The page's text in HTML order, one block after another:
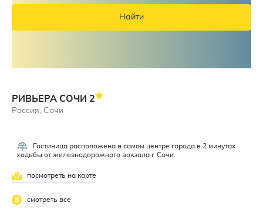
Найти
РИВЬЕРА СОЧИ 2
Россия, Сочи
1,5
Гостиница расположена в самом центре города в 2 минутах
ходьбы от железнодорожного вокзала г. Сочи.
посмотреть на карте
смотреть все